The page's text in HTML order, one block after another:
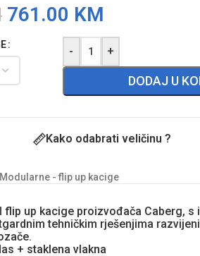
761.00 KM
- +
DODAJ U
Kako odabrati veličinu ?
Modularne - flip up kacige
flip up kacige proizvođača Caberg, s
tehničkim rješenjima
+ staklena vlakna